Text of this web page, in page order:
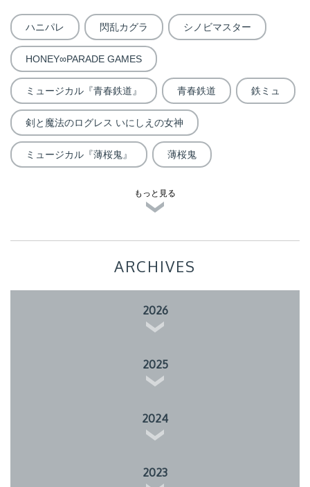
ハニパレ 閃乱カグラ シノビマスター
HONEY∞PARADE GAMES
ミュージカル『青春鉄道』 青春鉄道 鉄ミュ
剣と魔法のログレス いにしえの女神
ミュージカル『薄桜鬼』 薄桜鬼
もっと見る
ARCHIVES
2026
2025
2024
2023